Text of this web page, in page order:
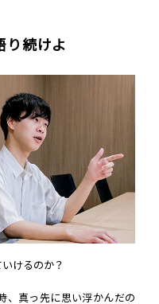
り続けよ
けるのか？
、真っ先に思い浮かんだの